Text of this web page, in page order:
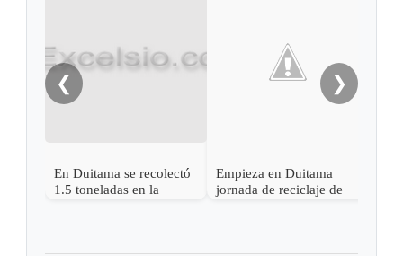
❮
En Duitama se recolectó
1.5 toneladas en la
Empieza en Duitama
jornada de reciclaje de
❯